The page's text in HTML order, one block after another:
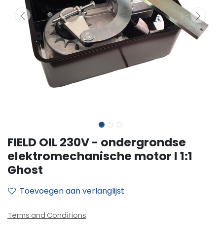
FIELD OIL 230V - ondergrondse
elektromechanische motor I 1:1
Ghost
Toevoegen aan verlanglijst
Terms and Conditions